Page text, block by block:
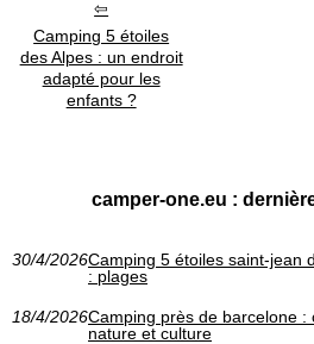
Camping 5 étoiles
des Alpes : un endroit
adapté pour les
enfants ?
camper-one.eu :
30/4/2026Camping 5 étoiles saint-jean
: plages
18/4/2026Camping près de barcelone :
nature et culture